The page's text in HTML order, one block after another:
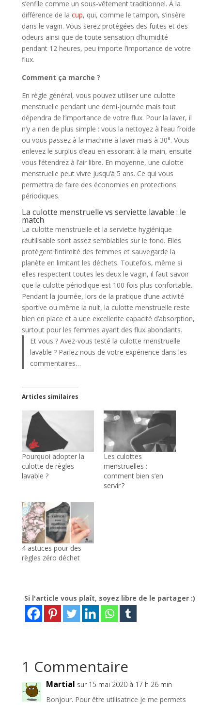
s’enfile comme un sous-vêtement traditionnel. À la
différence de la cup, qui, comme le tampon, s’insère
dans le vagin. Vous serez protégées des fuites et des
odeurs ainsi que de toute sensation d’humidité
pendant 12 heures, peu importe l’importance de votre
flux.
Comment ça marche ?
En règle général, vous pouvez utiliser une culotte
menstruelle pendant une demi-journée mais tout
dépendra de l’importance de votre flux. Pour la laver, il
n’y a rien de plus simple : vous la nettoyez à l’eau froide
ou vous passez à la machine à laver mais à 30°. Vous
enlevez le surplus d’eau en essorant à la main, ensuite
vous l’étendrez à l’air libre. En moyenne, une culotte
menstruelle peut vivre jusqu’à 5 ans. Ce qui vous
permettra de faire des économies en protections
périodiques.
La culotte menstruelle vs serviette lavable : le
match
La culotte menstruelle et la serviette hygiénique
réutilisable sont assez semblables sur le fond. Elles
protègent l’intimité des femmes et sauvegarde la
planète en limitant les déchets. Toutefois, même si
elles respectent toutes les deux le vagin, il faut savoir
que la culotte périodique est 100 fois plus confortable.
Pendant la journée, lors de la pratique d’une activité
sportive ou même la nuit, la culotte menstruelle reste
bien en place et a une excellente capacité d’absorption,
surtout pour les femmes ayant des flux abondants.
Et vous ? Avez-vous testé la culotte menstruelle
lavable ? Parlez nous de votre expérience dans les
commentaires…
Articles similaires
Pourquoi adopter la
culotte de règles
lavable ?
Les culottes
menstruelles :
comment bien s’en
servir ?
4 astuces pour des
règles zéro déchet
Si l'article vous plaît, soyez libre de le partager :)
1 Commentaire
Martial sur 15 mai 2020 à 17 h 26 min
Bonjour. Pour être utilisatrice je me permets